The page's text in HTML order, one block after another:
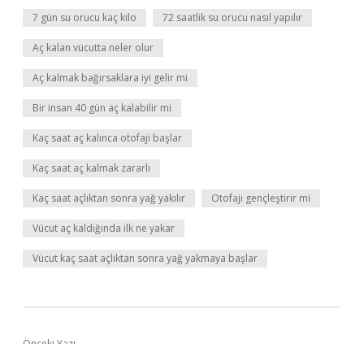
7 gün su orucu kaç kilo 72 saatlik su orucu nasıl yapılır
Aç kalan vücutta neler olur
Aç kalmak bağırsaklara iyi gelir mi
Bir insan 40 gün aç kalabilir mi
Kaç saat aç kalınca otofaji başlar
Kaç saat aç kalmak zararlı
Kaç saat açlıktan sonra yağ yakılır Otofaji gençleştirir mi
Vücut aç kaldığında ilk ne yakar
Vücut kaç saat açlıktan sonra yağ yakmaya başlar